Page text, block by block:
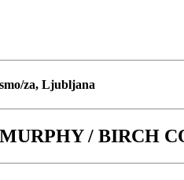
za, Ljubljana
/ BIRCH